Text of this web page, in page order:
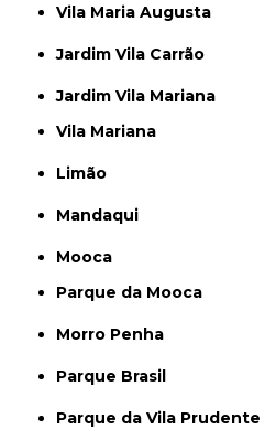
Vila Maria Augusta
Jardim Vila Carrão
Jardim Vila Mariana
Vila Mariana
Limão
Mandaqui
Mooca
Parque da Mooca
Morro Penha
Parque Brasil
Parque da Vila Prudente